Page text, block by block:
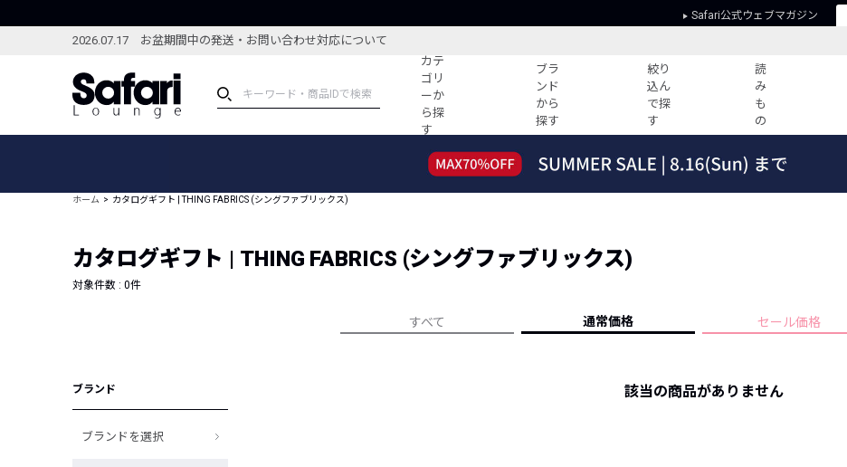
Safari公式ウェブマガジン
2026.07.17 お盆期間中の発送・お問い合わせ対応について
カテ
ゴリ
ーか
ら探
す
ブラ
ンド
から
探す
絞り
込ん
で探
す
読
み
も
の
ブランドから探す
新着アイテム
編集部のおすすめアイテム
特集記事
コーディネート
すべての記事
ーデ紹介
HOTなコーデ TOP20
人気記事ランキング
プライバシーポリシー
ホーム カタログギフト | THING FABRICS (シングファブリックス)
カタログギフト | THING FABRICS (シングファブリックス)
対象件数 : 0件
すべて 通常価格 セール価格
ブランド
ブランドを選択
該当の商品がありません